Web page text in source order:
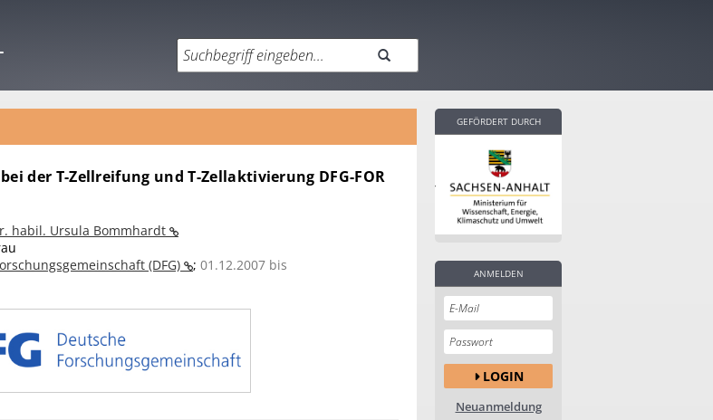
der T-Zellreifung und T-Zellaktivierung DFG-FOR
habil. Ursula Bommhardt
(DFG) ; 01.12.2007 bis
GEFÖRDERT DURCH
ANMELDEN
LOGIN
Neuanmeldung